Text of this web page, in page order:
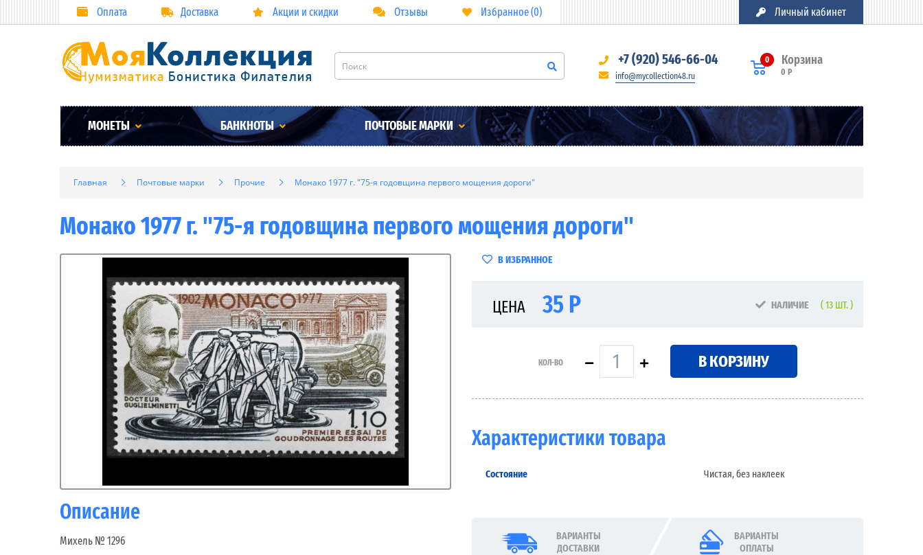
Оплата Доставка Акции и скидки Отзывы Избранное (0) Личный кабинет
+7 (920) 546-66-04
info@mycollection48.ru
Корзина
0
0 Р
МОНЕТЫ БАНКНОТЫ ПОЧТОВЫЕ МАРКИ
Главная Почтовые марки Прочие Монако 1977 г. "75-я годовщина первого мощения дороги"
Монако 1977 г. "75-я годовщина первого мощения дороги"
Описание
Михель № 1296
В ИЗБРАННОЕ
ЦЕНА 35 Р НАЛИЧИЕ ( 13 ШТ. )
КОЛ-ВО В КОРЗИНУ
Характеристики товара
Состояние Чистая, без наклеек
ВАРИАНТЫ
ДОСТАВКИ
ВАРИАНТЫ
ОПЛАТЫ